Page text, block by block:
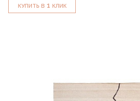
КУПИТЬ В 1 КЛИК